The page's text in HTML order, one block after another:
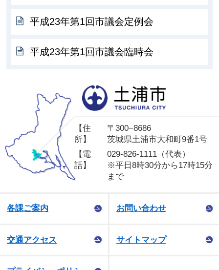
平成23年第1回市議会定例会
平成23年第1回市議会臨時会
【住
所】
〒300−8686
茨城県土浦市大和町9番1号
【電
話】
029-826-1111（代表）
※平日8時30分から17時15分
まで
各課ご案内 お問い合わせ
交通アクセス サイトマップ